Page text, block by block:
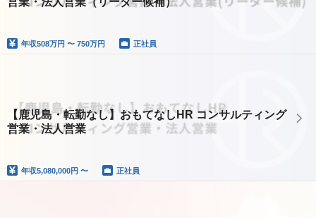
年収508万円 〜 750万円 正社員
【鹿児島・転勤なし】おもてなしHR コンサルティング
営業・法人営業
年収5,080,000円 〜 正社員